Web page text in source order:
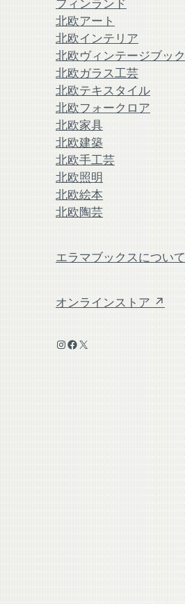
フィンランド
北欧アート
北欧インテリア
北欧ヴィンテージブック
北欧ガラス工芸
北欧テキスタイル
北欧フォークロア
北欧家具
北欧建築
北欧手工芸
北欧照明
北欧絵本
北欧陶芸
エラマブックスについて
オンラインストア ↗
Instagram Facebook X